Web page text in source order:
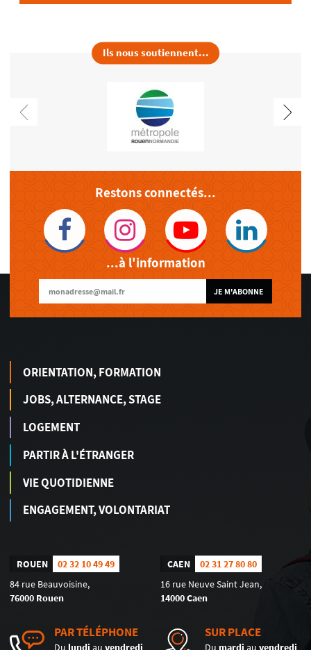
Ils nous soutiennent...
Restons connectés...
...à l'information
JE M'ABONNE
ORIENTATION, FORMATION
JOBS, ALTERNANCE, STAGE
LOGEMENT
PARTIR À L'ÉTRANGER
VIE QUOTIDIENNE
ENGAGEMENT, VOLONTARIAT
ROUEN
02 32 10 49 49
84 rue Beauvoisine,
76000 Rouen
CAEN
02 31 27 80 80
16 rue Neuve Saint Jean,
14000 Caen
PAR TÉLÉPHONE
Du lundi au vendredi
SUR PLACE
Du mardi au vendredi